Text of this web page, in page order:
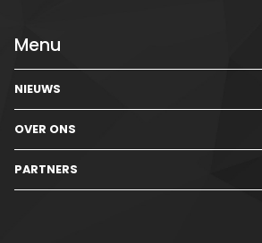
Menu
NIEUWS
OVER ONS
PARTNERS